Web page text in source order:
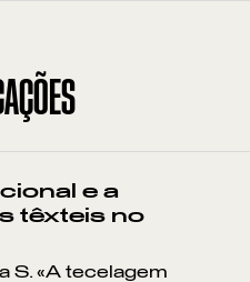
e a
têxteis no
S. «A tecelagem